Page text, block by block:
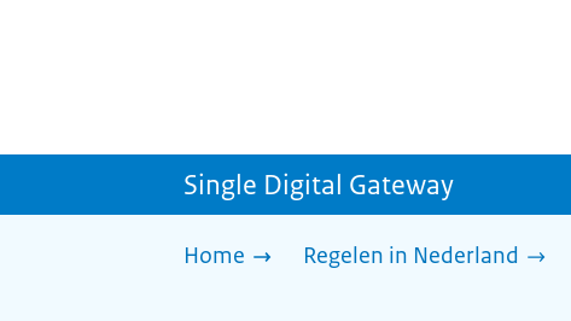
Single Digital Gateway
Home Regelen in Nederland